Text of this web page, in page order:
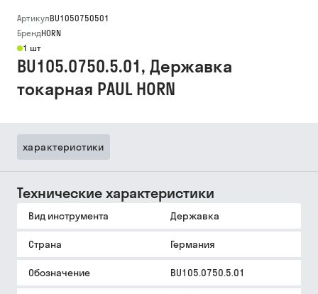
АртикулBU1050750501
БрендHORN
1 шт
BU105.0750.5.01, Державка
токарная PAUL HORN
характеристики
Технические характеристики
Вид инструмента Державка
Страна Германия
Обозначение BU105.0750.5.01